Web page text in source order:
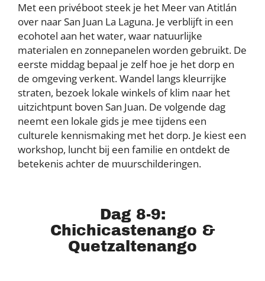
Met een privéboot steek je het Meer van Atitlán
over naar San Juan La Laguna. Je verblijft in een
ecohotel aan het water, waar natuurlijke
materialen en zonnepanelen worden gebruikt. De
eerste middag bepaal je zelf hoe je het dorp en
de omgeving verkent. Wandel langs kleurrijke
straten, bezoek lokale winkels of klim naar het
uitzichtpunt boven San Juan. De volgende dag
neemt een lokale gids je mee tijdens een
culturele kennismaking met het dorp. Je kiest een
workshop, luncht bij een familie en ontdekt de
betekenis achter de muurschilderingen.
Dag 8-9:
Chichicastenango &
Quetzaltenango